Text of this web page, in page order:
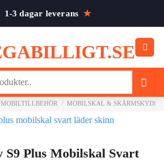
1-3 dagar leverans ★
MOBILTILLBEHÖR / MOBILSKAL & SKÄRMSKYDD
S9 Plus Mobilskal Svart